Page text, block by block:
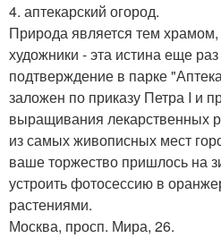
4. аптекарский огород.
Природа является тем храмом,
художники - эта истина еще
подтверждение в парке
заложен по приказу Петра I и
выращивания лекарственных
из самых живописных мест
ваше торжество пришлось на
устроить фотосессию в
растениями.
Москва, просп. Мира, 26.